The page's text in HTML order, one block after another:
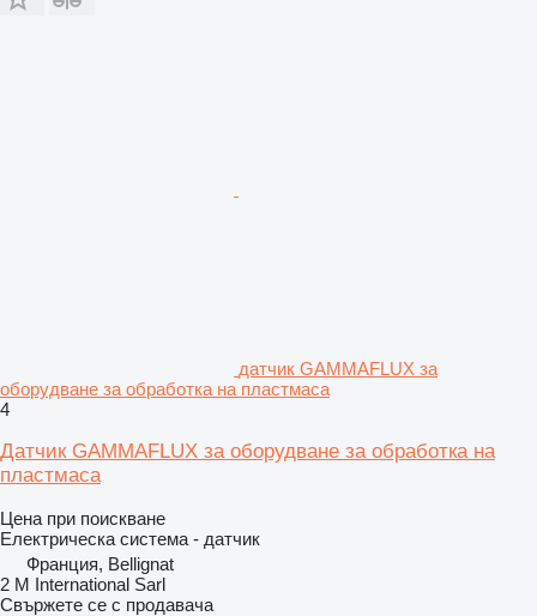
датчик GAMMAFLUX за
оборудване за обработка на пластмаса
4
Датчик GAMMAFLUX за оборудване за обработка на
пластмаса
Цена при поискване
Електрическа система - датчик
Франция, Bellignat
2 M International Sarl
Свържете се с продавача